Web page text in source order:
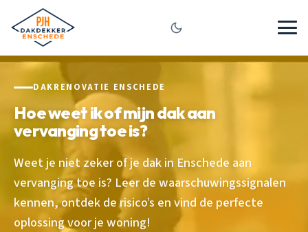
DAKRENOVATIE ENSCHEDE
Hoe weet ik of mijn dak aan
vervanging toe is?
Weet je niet zeker of je dak in Enschede aan
vervanging toe is? Leer de waarschuwingssignalen
kennen, ontdek de risico’s en vind de perfecte
oplossing voor je woning!